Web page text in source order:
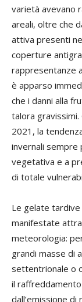
varietà avevano
areali, oltre che
attiva presenti
coperture
rappresentanze
è apparso
che i danni alla
talora gravissimi.
2021, la
invernali sempre
vegetativa e a
di totale
Le gelate
manifestate
meteorologia:
grandi masse di
settentrionale o
il
dall’emissione